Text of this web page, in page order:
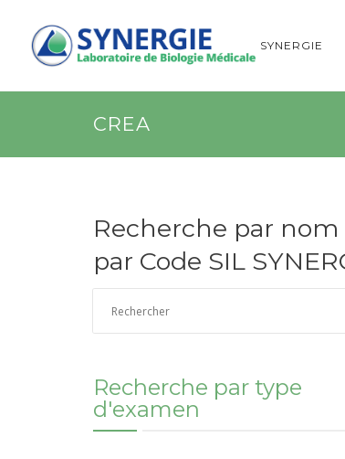
SYNERGIE
CREA
Recherche par nom
par Code SIL
Recherche par type
d'examen